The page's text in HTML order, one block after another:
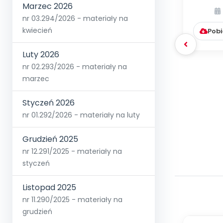
Marzec 2026
nr 03.294/2026 - materiały na
kwiecień
Luty 2026
nr 02.293/2026 - materiały na
marzec
Styczeń 2026
nr 01.292/2026 - materiały na luty
Grudzień 2025
nr 12.291/2025 - materiały na
styczeń
Listopad 2025
nr 11.290/2025 - materiały na
grudzień